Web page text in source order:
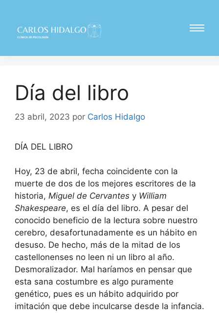
Día del libro
23 abril, 2023 por Carlos Hidalgo
DÍA DEL LIBRO
Hoy, 23 de abril, fecha coincidente con la
muerte de dos de los mejores escritores de la
historia, Miguel de Cervantes y William
Shakespeare, es el día del libro. A pesar del
conocido beneficio de la lectura sobre nuestro
cerebro, desafortunadamente es un hábito en
desuso. De hecho, más de la mitad de los
castellonenses no leen ni un libro al año.
Desmoralizador. Mal haríamos en pensar que
esta sana costumbre es algo puramente
genético, pues es un hábito adquirido por
imitación que debe inculcarse desde la infancia.